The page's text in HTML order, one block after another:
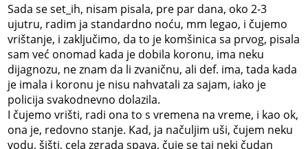
Sada se set_ih, nisam pisala, pre par dana, oko 2-3
ujutru, radim ja standardno noću, mm legao, i čujemo
vrištanje, i zaključimo, da to je komšinica sa prvog, pisala
sam već onomad kada je dobila koronu, ima neku
dijagnozu, ne znam da li zvaničnu, ali def. ima, tada kada
je imala i koronu je nisu nahvatali za sajam, iako je
policija svakodnevno dolazila.
I čujemo vrišti, radi ona to s vremena na vreme, i kao ok,
ona je, redovno stanje. Kad, ja načuljim uši, čujem neku
vodu, šišti, cela zgrada spava, čuje se taj neki čudan